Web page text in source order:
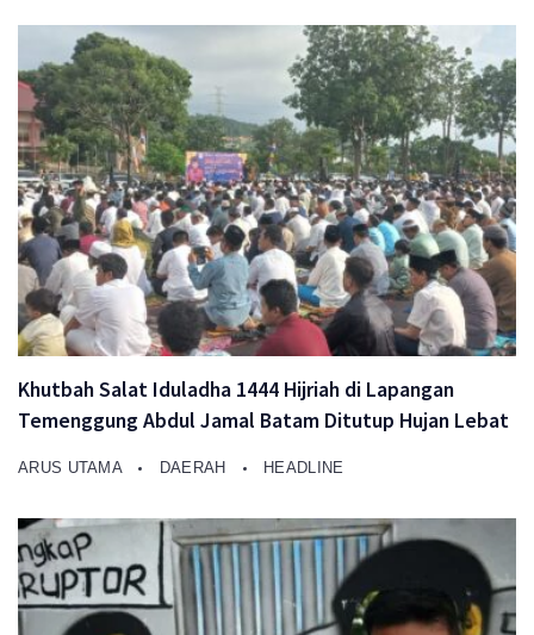
Khutbah Salat Iduladha 1444 Hijriah di Lapangan
Temenggung Abdul Jamal Batam Ditutup Hujan Lebat
ARUS UTAMA DAERAH HEADLINE